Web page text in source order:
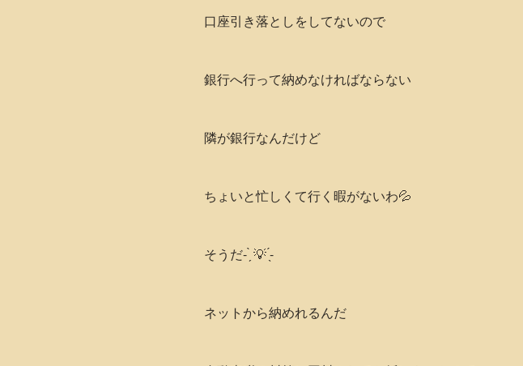
口座引き落としをしてないので
銀行へ行って納めなければならない
隣が銀行なんだけど
ちょいと忙しくて行く暇がないわ💦
そうだ- ̗̀ 💡 ̖́-
ネットから納めれるんだ